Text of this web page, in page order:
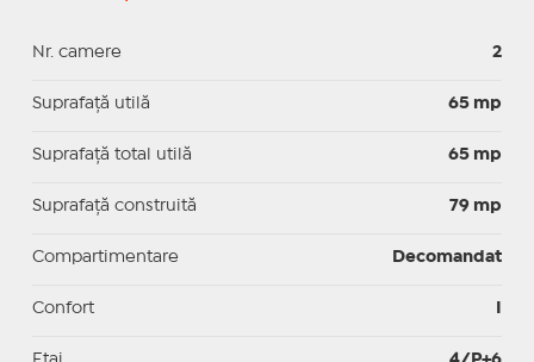
Nr. camere 2
Suprafaţă utilă 65 mp
Suprafaţă total utilă 65 mp
Suprafaţă construită 79 mp
Compartimentare Decomandat
Confort